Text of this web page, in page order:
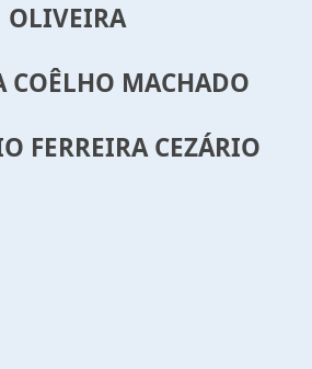
OLIVEIRA
COÊLHO MACHADO
FERREIRA CEZÁRIO